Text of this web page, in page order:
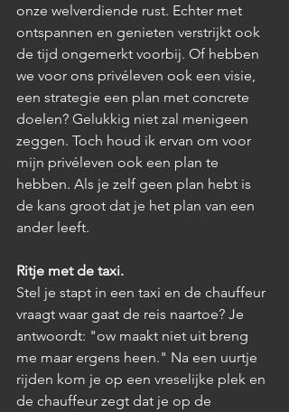
onze welverdiende rust. Echter met
ontspannen en genieten verstrijkt ook
de tijd ongemerkt voorbij. Of hebben
we voor ons privéleven ook een visie,
een strategie een plan met concrete
doelen? Gelukkig niet zal menigeen
zeggen. Toch houd ik ervan om voor
mijn privéleven ook een plan te
hebben. Als je zelf geen plan hebt is
de kans groot dat je het plan van een
ander leeft.
Ritje met de taxi.
Stel je stapt in een taxi en de chauffeur
vraagt waar gaat de reis naartoe? Je
antwoordt: "ow maakt niet uit breng
me maar ergens heen." Na een uurtje
rijden kom je op een vreselijke plek en
de chauffeur zegt dat je op de